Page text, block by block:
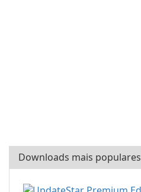
Downloads mais populares